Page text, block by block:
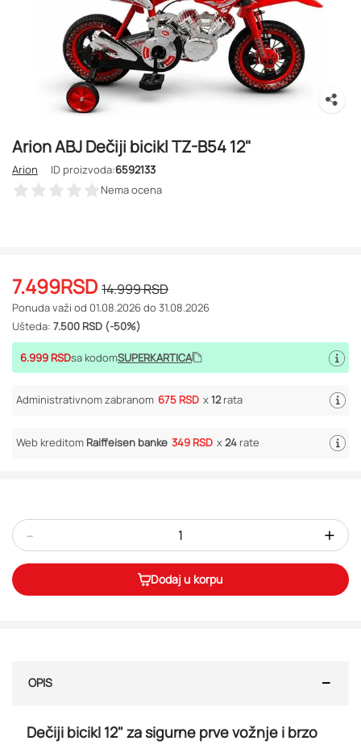
Arion ABJ Dečiji bicikl TZ-B54 12"
Arion ID proizvoda:6592133
Nema ocena
7.499RSD 14.999RSD
Ponuda važi od 01.08.2026 do 31.08.2026
Ušteda: 7.500 RSD (-50%)
6.999 RSDsa kodomSUPERKARTICA
Administrativnom zabranom 675 RSD x12rata
Web kreditom Raiffeisen banke 349 RSD x24 rate
- +
Dodaj u korpu
OPIS
Dečiji bicikl 12" za sigurne prve vožnje i brzo